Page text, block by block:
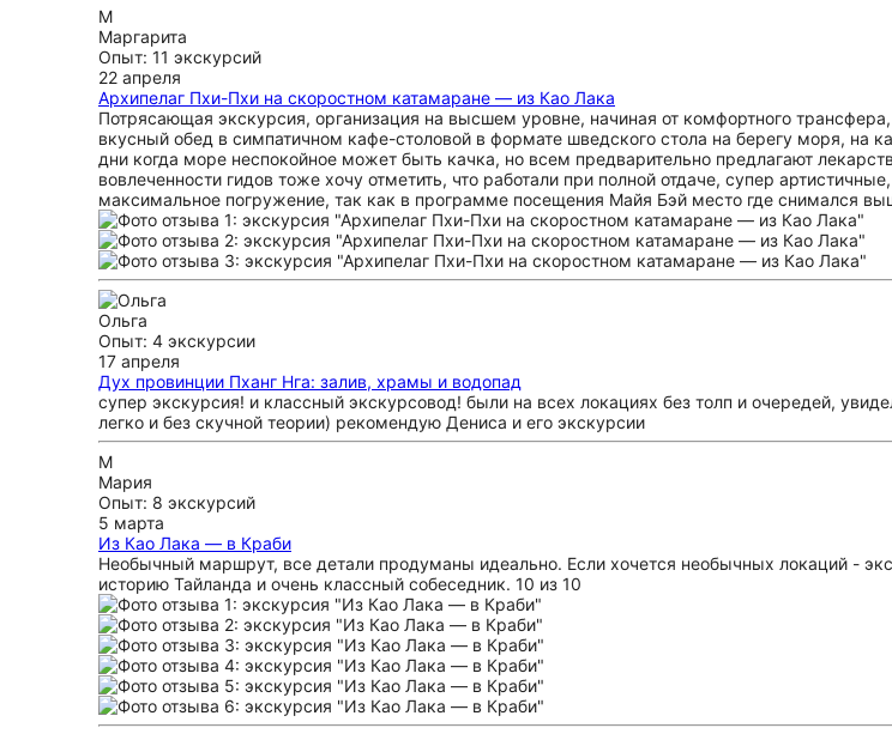
М
Маргарита
Опыт: 11 экскурсий
22 апреля
Архипелаг Пхи-Пхи на скоростном катамаране — из Као Лака
Потрясающая экскурсия, организация на высшем уровне, начиная от комфортного
вкусный обед в симпатичном кафе-столовой в формате шведского стола на берегу моря,
дни когда море неспокойное может быть качка, но всем предварительно предлагают
вовлеченности гидов тоже хочу отметить, что работали при полной отдаче, супер
максимальное погружение, так как в программе посещения Майя Бэй место где снимался
Ольга
Опыт: 4 экскурсии
17 апреля
Дух провинции Пханг Нга: залив, храмы и водопад
супер экскурсия! и классный экскурсовод! были на всех локациях без толп и очередей,
легко и без скучной теории) рекомендую Дениса и его экскурсии
М
Мария
Опыт: 8 экскурсий
5 марта
Из Као Лака — в Краби
Необычный маршрут, все детали продуманы идеально. Если хочется необычных локаций -
историю Тайланда и очень классный собеседник. 10 из 10